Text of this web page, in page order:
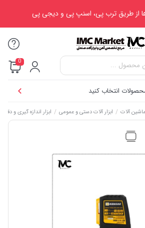
0
انتخاب کنید
آلات / ابزار آلات دستی و عمومی / ابزار اندازه گیری و دقیق